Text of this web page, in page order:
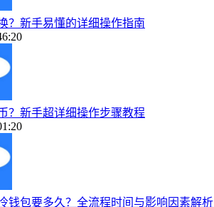
？新手易懂的详细操作指南
？新手超详细操作步骤教程
钱包要多久？全流程时间与影响因素解析